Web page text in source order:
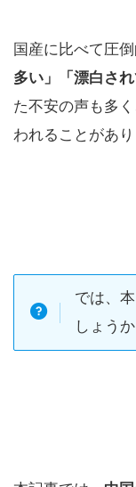
国産に比べて圧
多い」「漂白さ
た不安の声も多く
われることがあり
では、
しょうか